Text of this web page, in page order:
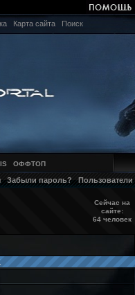
Карта сайта Поиск
ОФФТОП
Забыли пароль? Пользователи
Сейчас на
сайте:
64 человек